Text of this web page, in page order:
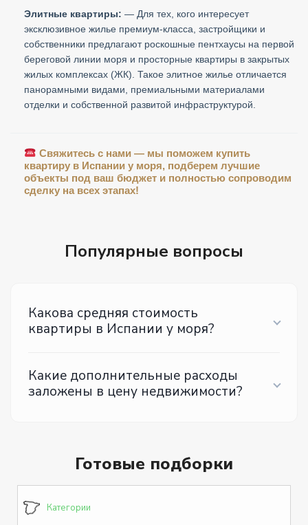
Элитные квартиры: — Для тех, кого интересует
эксклюзивное жилье премиум-класса, застройщики и
собственники предлагают роскошные пентхаусы на первой
береговой линии моря и просторные квартиры в закрытых
жилых комплексах (ЖК). Такое элитное жилье отличается
панорамными видами, премиальными материалами
отделки и собственной развитой инфраструктурой.
Свяжитесь с нами — мы поможем купить
квартиру в Испании у моря, подберем лучшие
объекты под ваш бюджет и полностью сопроводим
сделку на всех этапах!
Популярные вопросы
Какова средняя стоимость
квартиры в Испании у моря?
Какие дополнительные расходы
заложены в цену недвижимости?
Готовые подборки
Категории